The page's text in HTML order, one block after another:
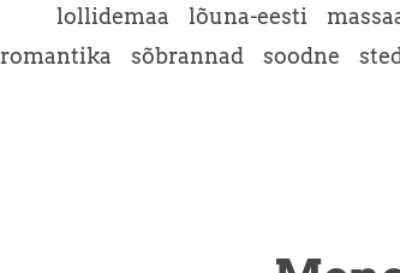
lollidemaa
lõuna-eesti
romantika
sõbrannad soodne